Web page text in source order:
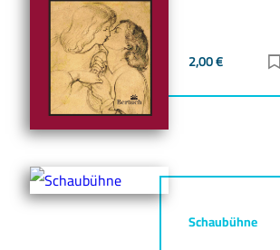
2,00€
Schaubühne